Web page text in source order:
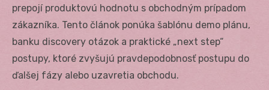
prepojí produktovú hodnotu s obchodným prípadom
zákazníka. Tento článok ponúka šablónu demo plánu,
banku discovery otázok a praktické „next step“
postupy, ktoré zvyšujú pravdepodobnosť postupu do
ďalšej fázy alebo uzavretia obchodu.